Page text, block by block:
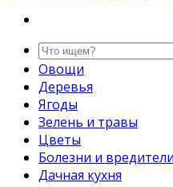
Овощи
Деревья
Ягоды
Зелень и травы
Цветы
Болезни и вредители
Дачная кухня